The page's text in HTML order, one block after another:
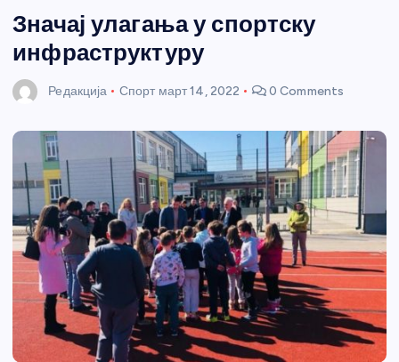
и портал
Значај улагања у спортску
инфраструктуру
Редакција Спорт март 14, 2022 0 Comments